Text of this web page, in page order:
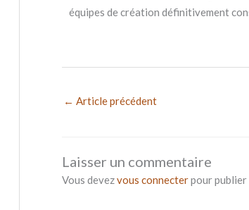
équipes de création définitivement
← Article précédent
Laisser un commentaire
Vous devezvous connecterpour publier